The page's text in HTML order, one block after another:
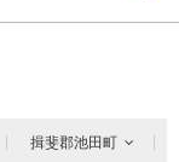
揖斐郡池田町